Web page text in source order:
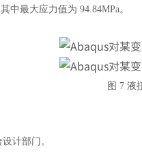
中最大应力值为 94.84MPa。
图 7 液
计部门。